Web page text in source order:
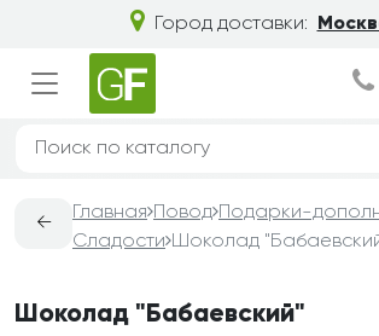
Город доставки:
←
Главная Повод
Подарки-
Сладости Шоколад
Шоколад "Бабаевский"